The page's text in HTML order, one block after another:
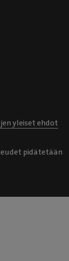
yleiset ehdot
pidätetään